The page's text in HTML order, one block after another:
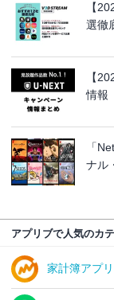
【
選徹
【
情報
「
ナル
アプリブで人気のカ
家計簿アプリ